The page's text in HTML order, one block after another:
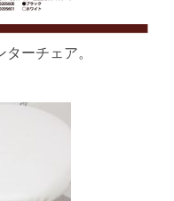
ーチェア。